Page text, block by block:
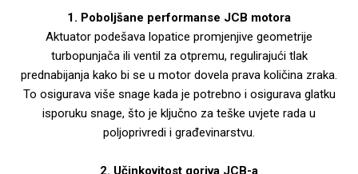
1. Poboljšane performanse JCB motora
Aktuator podešava lopatice promjenjive geometrije
turbopunjača ili ventil za otpremu, regulirajući tlak
prednabijanja kako bi se u motor dovela prava količina zraka.
To osigurava više snage kada je potrebno i osigurava glatku
isporuku snage, što je ključno za teške uvjete rada u
poljoprivredi i građevinarstvu.